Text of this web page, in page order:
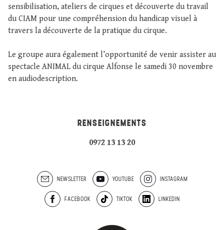
sensibilisation, ateliers de cirques et découverte du travail
du CIAM pour une compréhension du handicap visuel à
travers la découverte de la pratique du cirque.
Le groupe aura également l’opportunité de venir assister au
spectacle ANIMAL du cirque Alfonse le samedi 30 novembre
en audiodescription.
RENSEIGNEMENTS
0972 13 13 20
NEWSLETTER YOUTUBE INSTAGRAM
FACEBOOK TIKTOK LINKEDIN